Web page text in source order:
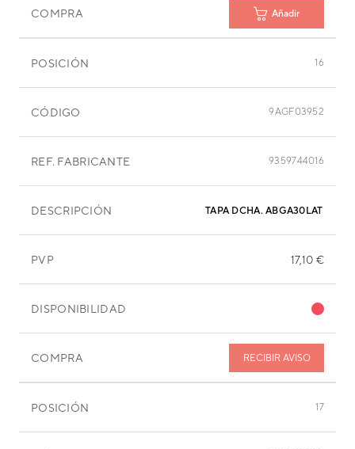
COMPRA Añadir
POSICIÓN 16
CÓDIGO 9AGF03952
REF. FABRICANTE 9359744016
DESCRIPCIÓN TAPA DCHA. ABGA30LATH
PVP 17,10 €
DISPONIBILIDAD
COMPRA RECIBIR AVISO
POSICIÓN 17